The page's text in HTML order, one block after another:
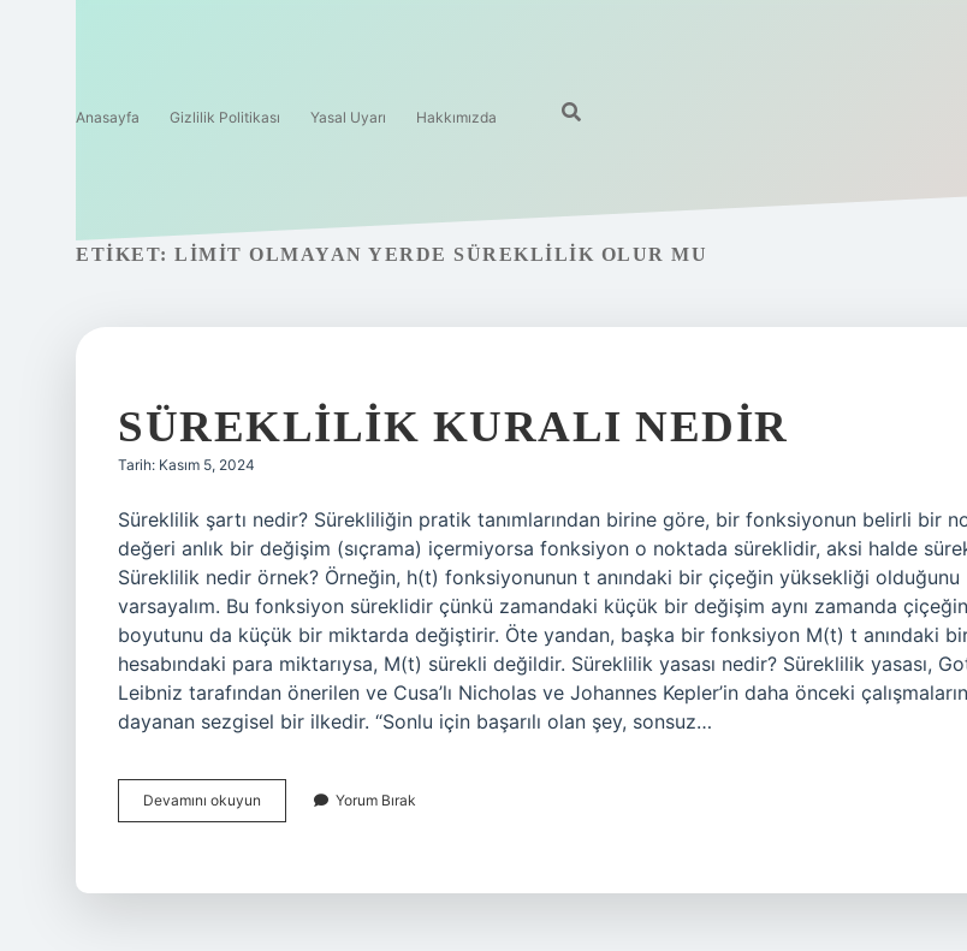
Anasayfa Gizlilik Politikası Yasal Uyarı Hakkımızda
ETIKET: LIMIT OLMAYAN YERDE SÜREKLILIK OLUR MU
SÜREKLILIK KURALI NEDIR
Tarih: Kasım 5, 2024
Süreklilik şartı nedir? Sürekliliğin pratik tanımlarından birine göre, bir fonksiyonun belirli bir
değeri anlık bir değişim (sıçrama) içermiyorsa fonksiyon o noktada süreklidir, aksi halde
Süreklilik nedir örnek? Örneğin, h(t) fonksiyonunun t anındaki bir çiçeğin yüksekliği olduğunu
varsayalım. Bu fonksiyon süreklidir çünkü zamandaki küçük bir değişim aynı zamanda çiçeğin
boyutunu da küçük bir miktarda değiştirir. Öte yandan, başka bir fonksiyon M(t) t anındaki
hesabındaki para miktarıysa, M(t) sürekli değildir. Süreklilik yasası nedir? Süreklilik yasası,
Leibniz tarafından önerilen ve Cusa’lı Nicholas ve Johannes Kepler’in daha önceki
dayanan sezgisel bir ilkedir. “Sonlu için başarılı olan şey, sonsuz…
Devamını okuyun Süreklilik
Kuralı
Yorum Bırak